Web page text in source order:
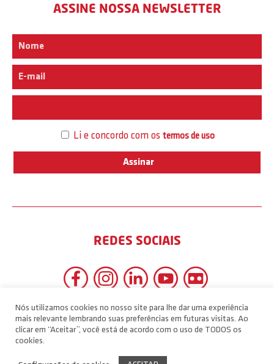
ASSINE NOSSA NEWSLETTER
Li e concordo com os termos de uso
REDES SOCIAIS
Nós utilizamos cookies no nosso site para lhe dar uma experiência
mais relevante lembrando suas preferências em futuras visitas. Ao
clicar em “Aceitar”, você está de acordo com o uso de TODOS os
cookies.